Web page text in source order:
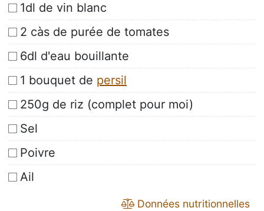
1dl de vin blanc
2 càs de purée de tomates
6dl d'eau bouillante
1 bouquet de persil
250g de riz (complet pour moi)
Sel
Poivre
Ail
Données nutritionnelles